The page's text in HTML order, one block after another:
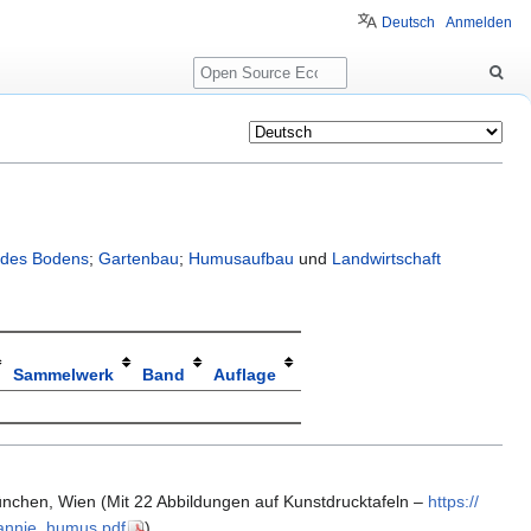
Bodens;Gartenbau; Humusaufbau und Landwirtschaft
Sammelwerk Band
Auflage
Wien (Mit 22 Abbildungen auf Kunstdrucktafeln – https:/​/​
).
Deutsch Anmelden
Suche